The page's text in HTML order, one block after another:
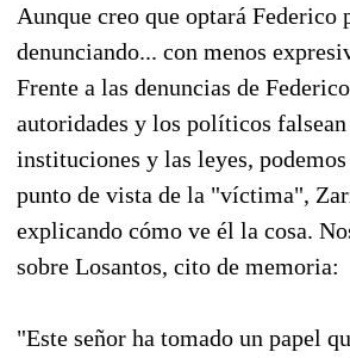
Aunque creo que optará Federico
denunciando... con menos
Frente a las denuncias de
autoridades y los políticos
instituciones y las leyes,
punto de vista de la "víctima",
explicando cómo ve él la cosa.
sobre Losantos, cito de memoria:
"Este señor ha tomado un papel